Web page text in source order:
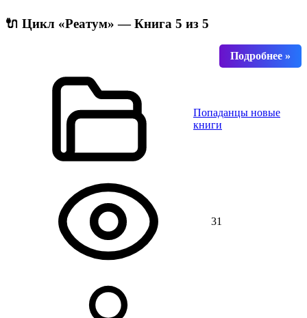
🔌 Цикл «Реатум» — Книга 5 из 5
Попаданцы новые
книги
31